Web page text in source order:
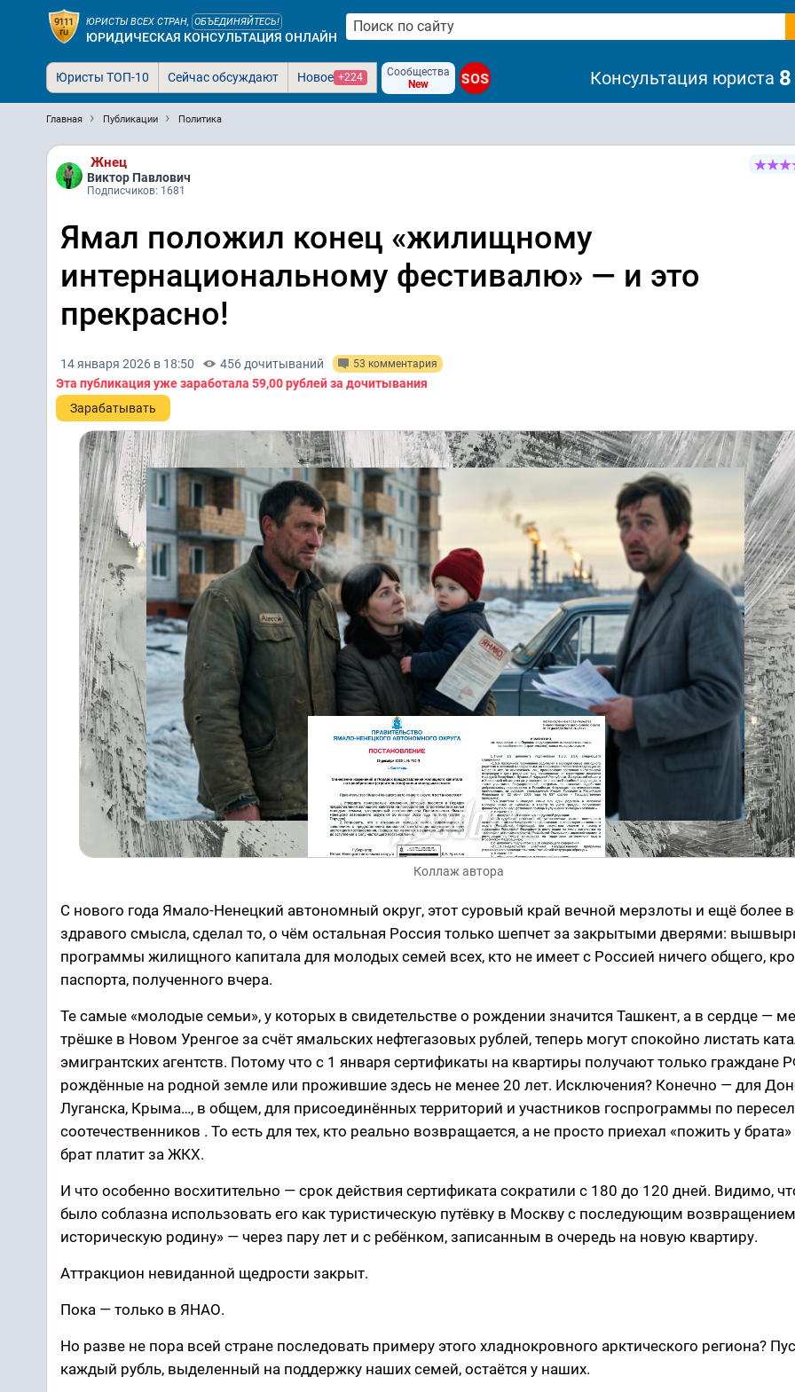
ЮРИСТЫ ВСЕХ СТРАН, ОБЪЕДИНЯЙТЕСЬ!
ЮРИДИЧЕСКАЯ КОНСУЛЬТАЦИЯ ОНЛАЙН
Юристы ТОП-10 Сейчас обсуждают Новое +224
Сообщества
New
SOS Консультация юриста
Главная Публикации Политика
Жнец
Виктор Павлович
Подписчиков: 1681
Ямал положил конец «жилищному
интернациональному фестивалю» — и это
прекрасно!
14 января 2026 в 18:50 456 дочитываний 53 комментария
Эта публикация уже заработала 59,00 рублейза дочитывания
Зарабатывать
Коллаж автора
С нового года Ямало-Ненецкий автономный округ, этот суровый край вечной мерзлоты и ещё более
здравого смысла, сделал то, о чём остальная Россия только шепчет за закрытыми дверями:
программы жилищного капитала для молодых семей всех, кто не имеет с Россией ничего общего,
паспорта, полученного вчера.
Те самые «молодые семьи», у которых в свидетельстве о рождении значится Ташкент, а в сердце —
трёшке в Новом Уренгое за счёт ямальских нефтегазовых рублей, теперь могут спокойно листать
эмигрантских агентств. Потому что с 1 января сертификаты на квартиры получают только граждане
рождённые на родной земле или прожившие здесь не менее 20 лет. Исключения? Конечно — для
Луганска, Крыма…, в общем, для присоединённых территорий и участников госпрограммы по
соотечественников . То есть для тех, кто реально возвращается, а не просто приехал «пожить у
брат платит за ЖКХ.
И что особенно восхитительно — срок действия сертификата сократили с 180 до 120 дней. Видимо,
было соблазна использовать его как туристическую путёвку в Москву с последующим
историческую родину» — через пару лет и с ребёнком, записанным в очередь на новую квартиру.
Аттракцион невиданной щедрости закрыт.
Пока — только в ЯНАО.
Но разве не пора всей стране последовать примеру этого хладнокровного арктического региона?
каждый рубль, выделенный на поддержку наших семей, остаётся у наших.